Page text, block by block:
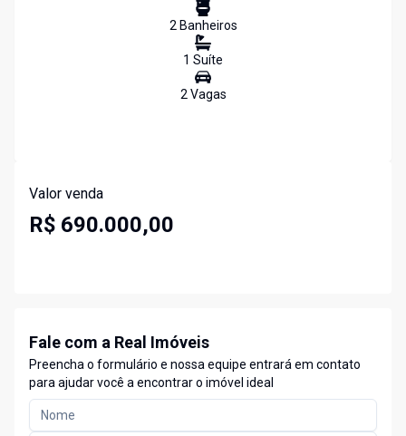
2Banheiros
1 Suíte
2Vagas
Valor venda
R$ 690.000,00
Fale com a Real Imóveis
Preencha o formulário e nossa equipe entrará em contato
para ajudar você a encontrar o imóvel ideal